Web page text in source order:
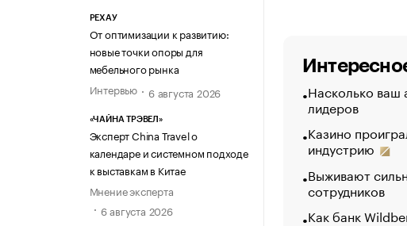
РЕХАУ
От оптимизации к развитию:
новые точки опоры для
мебельного рынка
Интервью
6 августа 2026
«ЧАЙНА ТРЭВЕЛ»
Эксперт China Travel о
календаре и системном подходе
к выставкам в Китае
Мнение эксперта
6 августа 2026
Насколько ваш
лидеров
Казино
индустрию
Выживают
сотрудников
Как банк